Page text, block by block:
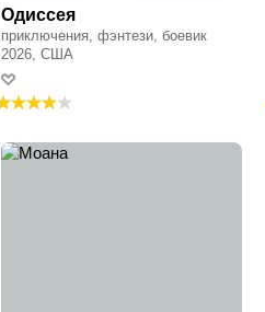
Одиссея
приключения, фэнтези, боевик
2026, США